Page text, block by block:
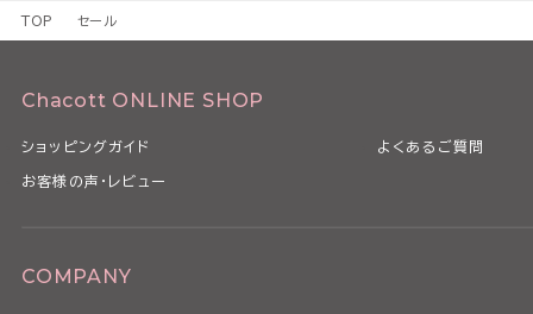
TOP セール
Chacott ONLINE SHOP
ショッピングガイド よくあるご質問
お客様の声・レビュー
COMPANY